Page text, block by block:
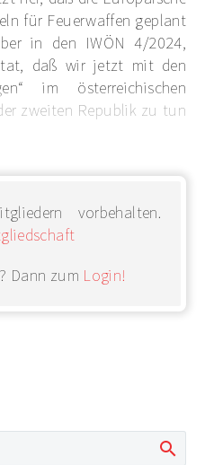
für Feuerwaffen geplant
in den IWÖN 4/2024,
daß wir jetzt mit den
im österreichischen
zweiten Republik zu tun
vorbehalten.
Dann zum Login!